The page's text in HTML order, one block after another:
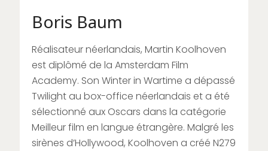
Boris Baum
Réalisateur néerlandais, Martin Koolhoven
est diplômé de la Amsterdam Film
Academy. Son Winter in Wartime a dépassé
Twilight au box-office néerlandais et a été
sélectionné aux Oscars dans la catégorie
Meilleur film en langue étrangère. Malgré les
sirènes d’Hollywood, Koolhoven a créé N279